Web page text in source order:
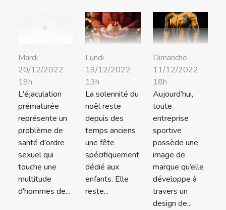
Mardi
20/12/2022
19h
L'éjaculation
prématurée
représente un
problème de
santé d'ordre
sexuel qui
touche une
multitude
d'hommes de...
Lundi
19/12/2022
13h
La solennité du
noël reste
depuis des
temps anciens
une fête
spécifiquement
dédié aux
enfants. Elle
reste...
Dimanche
11/12/2022
18h
Aujourd’hui,
toute
entreprise
sportive
possède une
image de
marque qu’elle
développe à
travers un
design de...